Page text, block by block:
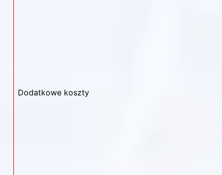
Dodatkowe koszty